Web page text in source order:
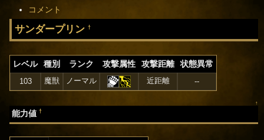
コメント
サンダープリン †
レベル 種別 ランク 攻撃属性 攻撃距離 状態異常
103 魔獣 ノーマル 近距離 --
↑
能力値†